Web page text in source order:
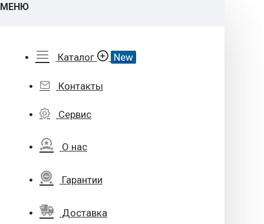
МЕНЮ
Каталог New
Контакты
Сервис
О нас
Гарантии
Доставка